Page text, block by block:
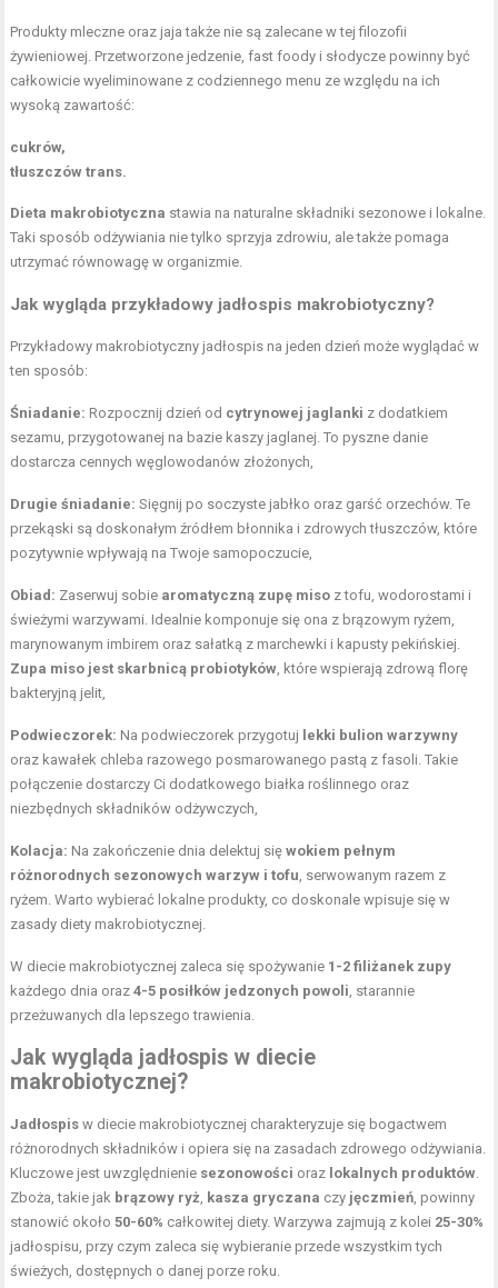
Produkty mleczne oraz jaja także nie są zalecane w tej filozofii
żywieniowej. Przetworzone jedzenie, fast foody i słodycze powinny być
całkowicie wyeliminowane z codziennego menu ze względu na ich
wysoką zawartość:
cukrów,
tłuszczów trans.
Dieta makrobiotyczna stawia na naturalne składniki sezonowe i lokalne.
Taki sposób odżywiania nie tylko sprzyja zdrowiu, ale także pomaga
utrzymać równowagę w organizmie.
Jak wygląda przykładowy jadłospis makrobiotyczny?
Przykładowy makrobiotyczny jadłospis na jeden dzień może wyglądać w
ten sposób:
Śniadanie: Rozpocznij dzień od cytrynowej jaglanki z dodatkiem
sezamu, przygotowanej na bazie kaszy jaglanej. To pyszne danie
dostarcza cennych węglowodanów złożonych,
Drugie śniadanie: Sięgnij po soczyste jabłko oraz garść orzechów. Te
przekąski są doskonałym źródłem błonnika i zdrowych tłuszczów, które
pozytywnie wpływają na Twoje samopoczucie,
Obiad: Zaserwuj sobie aromatyczną zupę miso z tofu, wodorostami i
świeżymi warzywami. Idealnie komponuje się ona z brązowym ryżem,
marynowanym imbirem oraz sałatką z marchewki i kapusty pekińskiej.
Zupa miso jest skarbnicą probiotyków, które wspierają zdrową florę
bakteryjną jelit,
Podwieczorek: Na podwieczorek przygotuj lekki bulion warzywny
oraz kawałek chleba razowego posmarowanego pastą z fasoli. Takie
połączenie dostarczy Ci dodatkowego białka roślinnego oraz
niezbędnych składników odżywczych,
Kolacja: Na zakończenie dnia delektuj sięwokiem pełnym
różnorodnych sezonowych warzyw i tofu, serwowanym razem z
ryżem. Warto wybierać lokalne produkty, co doskonale wpisuje się w
zasady diety makrobiotycznej.
W diecie makrobiotycznej zaleca się spożywanie 1-2 filiżanek zupy
każdego dnia oraz4-5 posiłków jedzonych powoli, starannie
przeżuwanych dla lepszego trawienia.
Jak wygląda jadłospis w diecie
makrobiotycznej?
Jadłospis w diecie makrobiotycznej charakteryzuje się bogactwem
różnorodnych składników i opiera się na zasadach zdrowego odżywiania.
Kluczowe jest uwzględnienie sezonowości oraz lokalnych produktów.
Zboża, takie jak brązowy ryż, kasza gryczana czy jęczmień, powinny
stanowić około50-60% całkowitej diety. Warzywa zajmują z kolei 25-30%
jadłospisu, przy czym zaleca się wybieranie przede wszystkim tych
świeżych, dostępnych o danej porze roku.